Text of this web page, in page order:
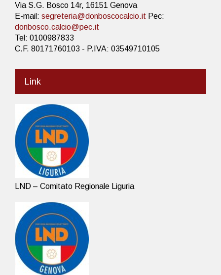
Via S.G. Bosco 14r, 16151 Genova
E-mail: segreteria@donboscocalcio.it Pec:
donbosco.calcio@pec.it
Tel: 0100987833
C.F. 80171760103 - P.IVA: 03549710105
Link
LND – Comitato Regionale Liguria